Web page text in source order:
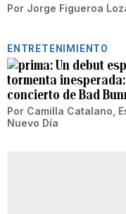
Por Jorge Figueroa
ENTRETENIMIENTO
Un debut
tormenta
concierto de Bad
Por Camilla Catalano,
Nuevo Día